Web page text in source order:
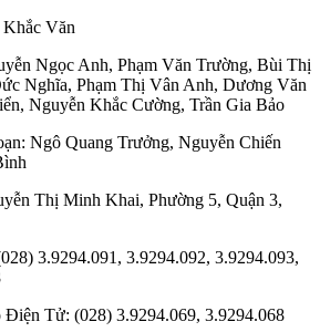
Văn
Ngọc Anh, Phạm Văn Trường, Bùi Thị
Nghĩa, Phạm Thị Vân Anh, Dương Văn
, Nguyễn Khắc Cường, Trần Gia Bảo
Ngô Quang Trưởng, Nguyễn Chiến
Thị Minh Khai, Phường 5, Quận 3,
3.9294.091, 3.9294.092, 3.9294.093,
Điện Tử: (028) 3.9294.069, 3.9294.068